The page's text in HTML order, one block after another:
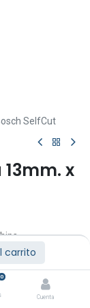
carrito
0
Cuenta
SelfCut
x
y preciso.
el centrado
de
de construcción